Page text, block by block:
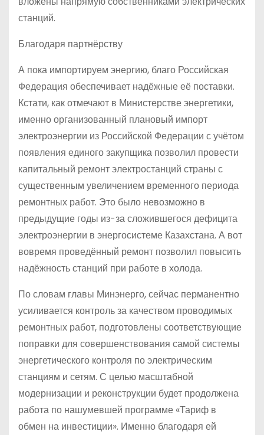
станций.
Благодаря партнёрству
А пока импортируем энергию, благо Российская
Федерация обеспечивает надёжные её поставки.
Кстати, как отмечают в Министерстве энергетики,
именно организованный плановый импорт
электроэнергии из Российской Федерации с учётом
появления единого закупщика позволил провести
капитальный ремонт электростанций страны с
существенным увеличением временного периода
ремонтных работ. Это было невозможно в
предыдущие годы из-за сложившегося дефицита
электроэнергии в энергосистеме Казахстана. А вот
вовремя проведённый ремонт позволил повысить
надёжность станций при работе в холода.
По словам главы Минэнерго, сейчас перманентно
усиливается контроль за качеством проводимых
ремонтных работ, подготовлены соответствующие
поправки для совершенствования самой системы
энергетического контроля по электрическим
станциям и сетям. С целью масштабной
модернизации и реконструкции будет продолжена
работа по нашумевшей программе «Тариф в
обмен на инвестиции». Именно благодаря ей